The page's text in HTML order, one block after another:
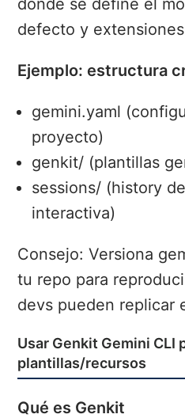
donde se define el
defecto y
Ejemplo: estructura
gemini.yaml
proyecto)
genkit/ (plantillas
sessions/ (history
interactiva)
Consejo: Versiona
tu repo para
devs pueden replicar
Usar Genkit Gemini CLI
plantillas/recursos
Qué es Genkit